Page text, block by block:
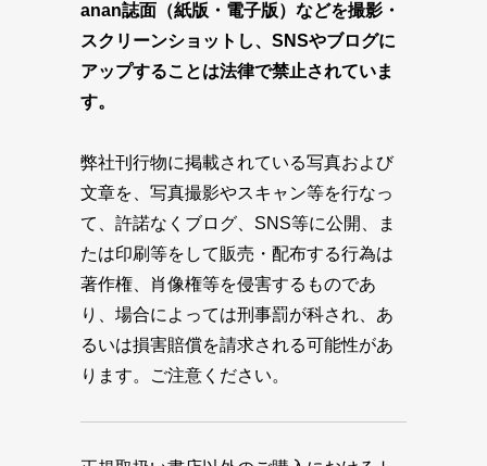
anan誌面（紙版・電子版）などを撮影・
スクリーンショットし、SNSやブログに
アップすることは法律で禁止されていま
す。
弊社刊行物に掲載されている写真および
文章を、写真撮影やスキャン等を行なっ
て、許諾なくブログ、SNS等に公開、ま
たは印刷等をして販売・配布する行為は
著作権、肖像権等を侵害するものであ
り、場合によっては刑事罰が科され、あ
るいは損害賠償を請求される可能性があ
ります。ご注意ください。